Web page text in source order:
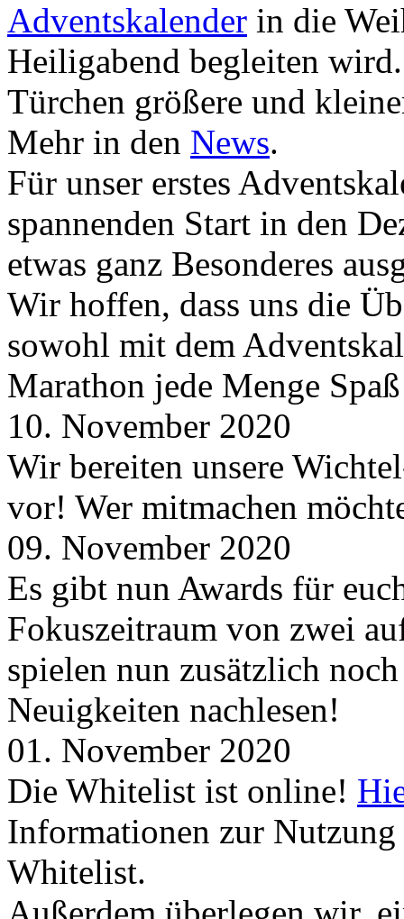
Adventskalender in die
Heiligabend begleiten
Türchen größere und
Mehr in den News.
Für unser erstes
spannenden Start in den
etwas ganz Besonderes
Wir hoffen, dass uns die
sowohl mit dem
Marathon jede Menge
10. November 2020
Wir bereiten unsere
vor! Wer mitmachen
09. November 2020
Es gibt nun Awards für
Fokuszeitraum von zwei
spielen nun zusätzlich
Neuigkeiten nachlesen!
01. November 2020
Die Whitelist ist online!
Informationen zur
Whitelist.